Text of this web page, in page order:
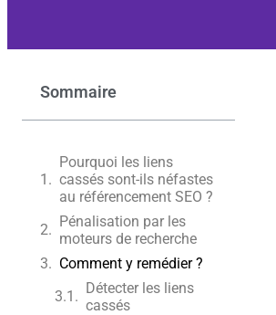
Sommaire
Pourquoi les liens
cassés sont-ils néfastes
au référencement SEO ?
Pénalisation par les
moteurs de recherche
Comment y remédier ?
Détecter les liens
cassés